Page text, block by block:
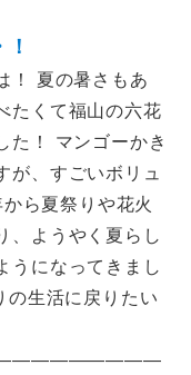
！ 夏の暑さもあ
たくて福山の六花
た！ マンゴーかき
が、すごいボリュ
ら夏祭りや花火
、ようやく夏らし
うになってきまし
の生活に戻りたい